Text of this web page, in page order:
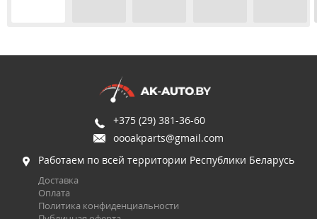
+375 (29) 381-36-60
oooakparts@gmail.com
Работаем по всей территории Республики Беларусь
Доставка
Оплата
Политика конфиденциальности